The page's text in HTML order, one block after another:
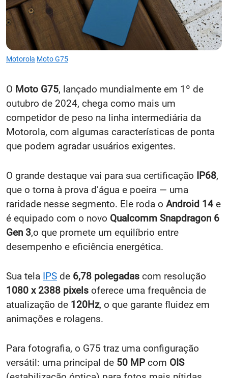
Motorola Moto G75
O Moto G75, lançado mundialmente em 1º de
outubro de 2024, chega como mais um
competidor de peso na linha intermediária da
Motorola, com algumas características de ponta
que podem agradar usuários exigentes.
O grande destaque vai para sua certificação IP68,
que o torna à prova d’água e poeira — uma
raridade nesse segmento. Ele roda o Android 14 e
é equipado com o novo Qualcomm Snapdragon 6
Gen 3,o que promete um equilíbrio entre
desempenho e eficiência energética.
Sua tela IPS de 6,78 polegadas com resolução
1080 x 2388 pixels oferece uma frequência de
atualização de 120Hz, o que garante fluidez em
animações e rolagens.
Para fotografia, o G75 traz uma configuração
versátil: uma principal de 50 MP com OIS